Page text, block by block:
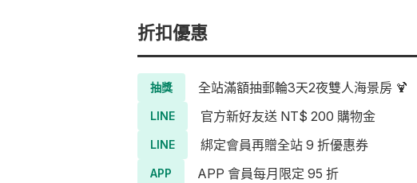
折扣優惠
抽獎 全站滿額抽郵輪3天2夜雙人海景房 🍹
LINE 官方新好友送 NT$ 200 購物金
LINE 綁定會員再贈全站 9 折優惠券
APP APP 會員每月限定 95 折